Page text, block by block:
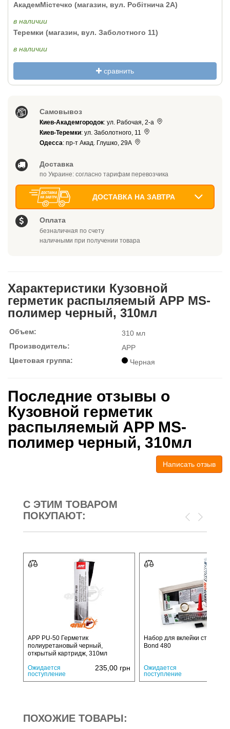
АкадемМістечко (магазин, вул. Робітнича 2А)
в наличии
Теремки (магазин, вул. Заболотного 11)
в наличии
сравнить
Самовывоз
Киев-Академгородок: ул. Рабочая, 2-а
Киев-Теремки: ул. Заболотного, 11
Одесса: пр-т Акад. Глушко, 29А
Доставка
по Украине: согласно тарифам перевозчика
ДОСТАВКА НА ЗАВТРА
Оплата
безналичная по счету
наличными при получении товара
Характеристики Кузовной
герметик распыляемый APP MS-
полимер черный, 310мл
Объем:
310 мл
Производитель:
APP
Цветовая группа:
Черная
Последние отзывы о
Кузовной герметик
распыляемый APP MS-
полимер черный, 310мл
Написать отзыв
С ЭТИМ ТОВАРОМ
ПОКУПАЮТ:
APP PU-50 Герметик
полиуретановый черный,
открытый картридж, 310мл
Ожидается
поступление
235,00 грн
Набор для вклейки стекла
Bond 480
Ожидается
поступление
ПОХОЖИЕ ТОВАРЫ: